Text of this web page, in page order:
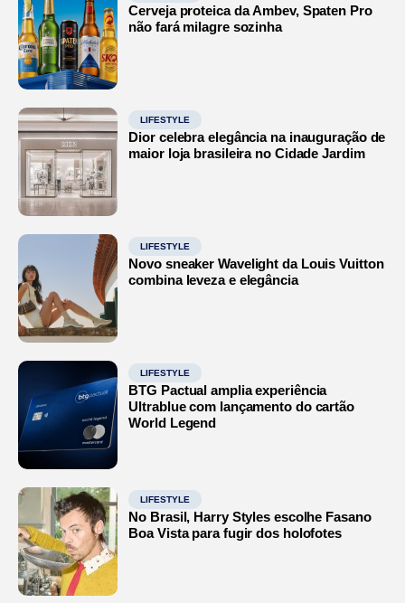
Cerveja proteica da Ambev, Spaten Pro
não fará milagre sozinha
LIFESTYLE
Dior celebra elegância na inauguração de
maior loja brasileira no Cidade Jardim
LIFESTYLE
Novo sneaker Wavelight da Louis Vuitton
combina leveza e elegância
LIFESTYLE
BTG Pactual amplia experiência
Ultrablue com lançamento do cartão
World Legend
LIFESTYLE
No Brasil, Harry Styles escolhe Fasano
Boa Vista para fugir dos holofotes